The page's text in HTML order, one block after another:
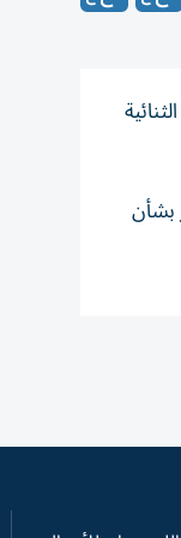
بشأن